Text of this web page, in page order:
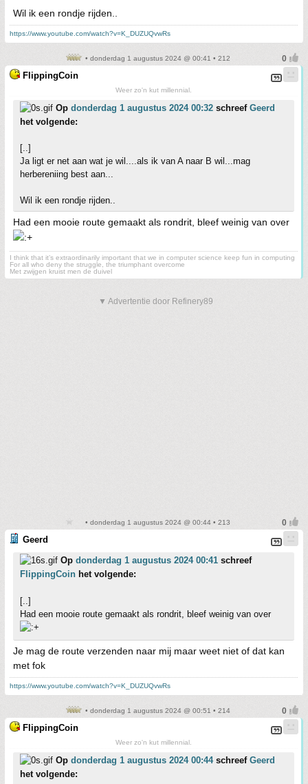
Wil ik een rondje rijden..
https://www.youtube.com/watch?v=K_DUZUQvwRs
• donderdag 1 augustus 2024 @ 00:41 • 212
FlippingCoin
Weer zo'n kut millennial.
Op donderdag 1 augustus 2024 00:32 schreef Geerd
het volgende:
[..]
Ja ligt er net aan wat je wil....als ik van A naar B wil...mag
herbereniing best aan...
Wil ik een rondje rijden..
Had een mooie route gemaakt als rondrit, bleef weinig van over
I think that it’s extraordinarily important that we in computer science keep fun in computing
For all who deny the struggle, the triumphant overcome
Met zwijgen kruist men de duivel
▼ Advertentie door Refinery89
• donderdag 1 augustus 2024 @ 00:44 • 213
Geerd
Op donderdag 1 augustus 2024 00:41 schreef
FlippingCoin het volgende:
[..]
Had een mooie route gemaakt als rondrit, bleef weinig van over
Je mag de route verzenden naar mij maar weet niet of dat kan
met fok
https://www.youtube.com/watch?v=K_DUZUQvwRs
• donderdag 1 augustus 2024 @ 00:51 • 214
FlippingCoin
Weer zo'n kut millennial.
Op donderdag 1 augustus 2024 00:44schreef Geerd
het volgende: